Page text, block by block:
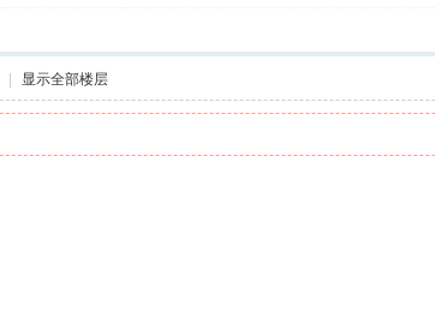
显示全部楼层